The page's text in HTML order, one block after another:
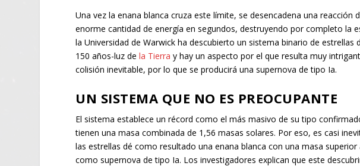
Una vez la enana blanca cruza este límite, se desencadena una reacción
enorme cantidad de energía en segundos, destruyendo por completo la
la Universidad de Warwick ha descubierto un sistema binario de
150 años-luz dela Tierra y hay un aspecto por el que resulta muy
colisión inevitable, por lo que se producirá una supernova de tipo Ia.
UN SISTEMA QUE NO ES PREOCUPANTE
El sistema establece un récord como el más masivo de su tipo
tienen una masa combinada de 1,56 masas solares. Por eso, es casi
las estrellas dé como resultado una enana blanca con una masa
como supernova de tipo Ia. Los investigadores explican que este